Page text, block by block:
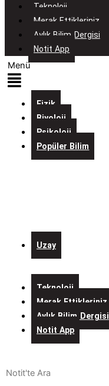
Teknoloji
Merak Ettikleriniz
Aylık Bilim Dergisi
Notit App
Menü
Fizik
Biyoloji
Psikoloji
Popüler Bilim
Evreni
Bilim
Uzay
Alo
Mars
Teknoloji
Merak Ettikleriniz
Aylık Bilim Dergisi
Notit App